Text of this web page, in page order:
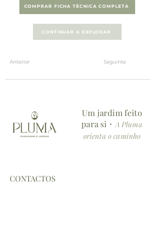
COMPRAR FICHA TÉCNICA COMPLETA
CONTINUAR A EXPLORAR
Anterior Seguinte
Um jardim feito
para si・ A Pluma
orienta o caminho
CONTACTOS